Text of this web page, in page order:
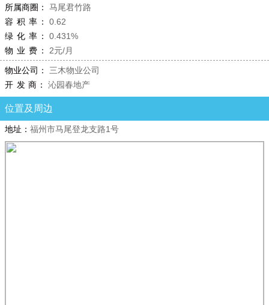
所属商圈：
马尾君竹路
容 积 率：
0.62
绿 化 率：
0.431%
物 业 费：
2元/月
物业公司：
三木物业公司
开 发 商：
沁园春地产
位置及周边
地址： 福州市马尾登龙支路1号